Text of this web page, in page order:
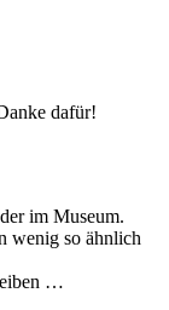
dafür!
im Museum.
wenig so ähnlich
…